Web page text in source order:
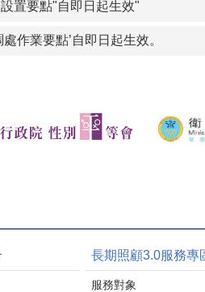
置要點"自即日起生效"
作業要點’自即日起生效。
長期照顧3.0服務專
服務對象